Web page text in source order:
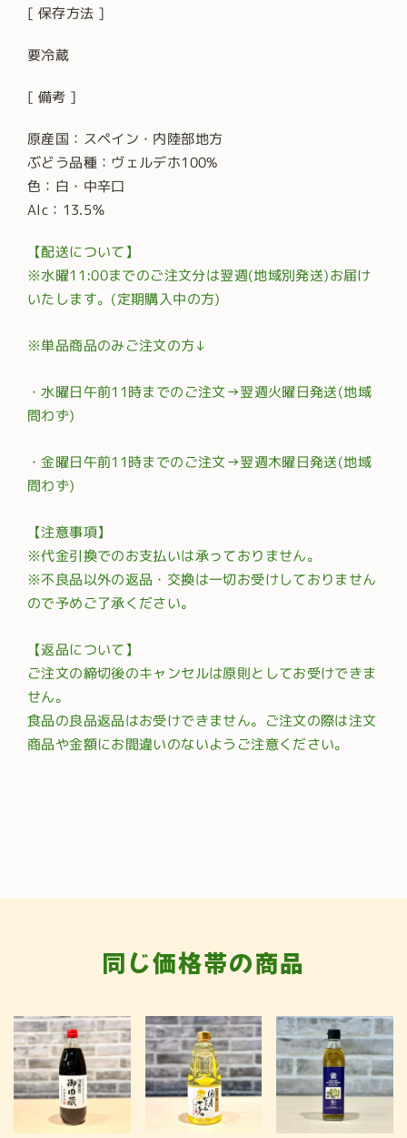
[ 保存方法 ]
要冷蔵
[ 備考 ]
原産国：スペイン・内陸部地方
ぶどう品種：ヴェルデホ100%
色：白・中辛口
Alc：13.5％
【配送について】
※水曜11:00までのご注文分は翌週(地域別発送)お届け
いたします。(定期購入中の方)
※単品商品のみご注文の方↓
・水曜日午前11時までのご注文→翌週火曜日発送(地域
問わず)
・金曜日午前11時までのご注文→翌週木曜日発送(地域
問わず)
【注意事項】
※代金引換でのお支払いは承っておりません。
※不良品以外の返品・交換は一切お受けしておりません
ので予めご了承ください。
【返品について】
ご注文の締切後のキャンセルは原則としてお受けできま
せん。
食品の良品返品はお受けできません。ご注文の際は注文
商品や金額にお間違いのないようご注意ください。
同じ価格帯の商品